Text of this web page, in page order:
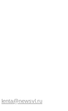
lenta@newsvl.ru